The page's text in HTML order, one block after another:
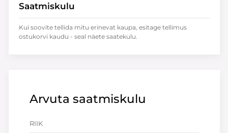
Arvuta saatmiskulu
RIIK
Saatmiskulu
Kui soovite tellida mitu erinevat kaupa, esitage tellimus
ostukorvi kaudu - seal näete saatekulu.